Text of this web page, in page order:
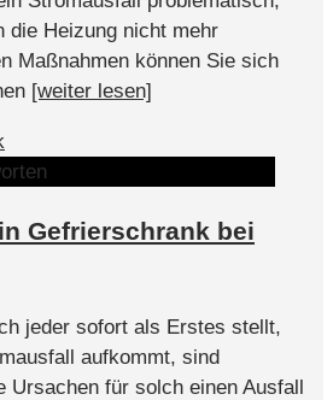
die Heizung nicht mehr
Maßnahmen können Sie sich
[weiter lesen]
Gefrierschrank bei
jeder sofort als Erstes stellt,
aufkommt, sind
Ursachen für solch einen Ausfall